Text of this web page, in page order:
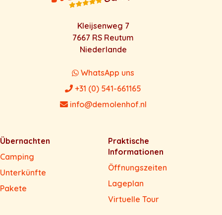
Kleijsenweg 7
7667 RS Reutum
Niederlande
WhatsApp uns
+31 (0) 541-661165
info@demolenhof.nl
Übernachten
Camping
Unterkünfte
Pakete
Praktische
Informationen
Öffnungszeiten
Lageplan
Virtuelle Tour